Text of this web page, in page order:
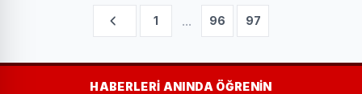
1 ... 96 97
HABERLERI ANINDA ÖĞRENIN